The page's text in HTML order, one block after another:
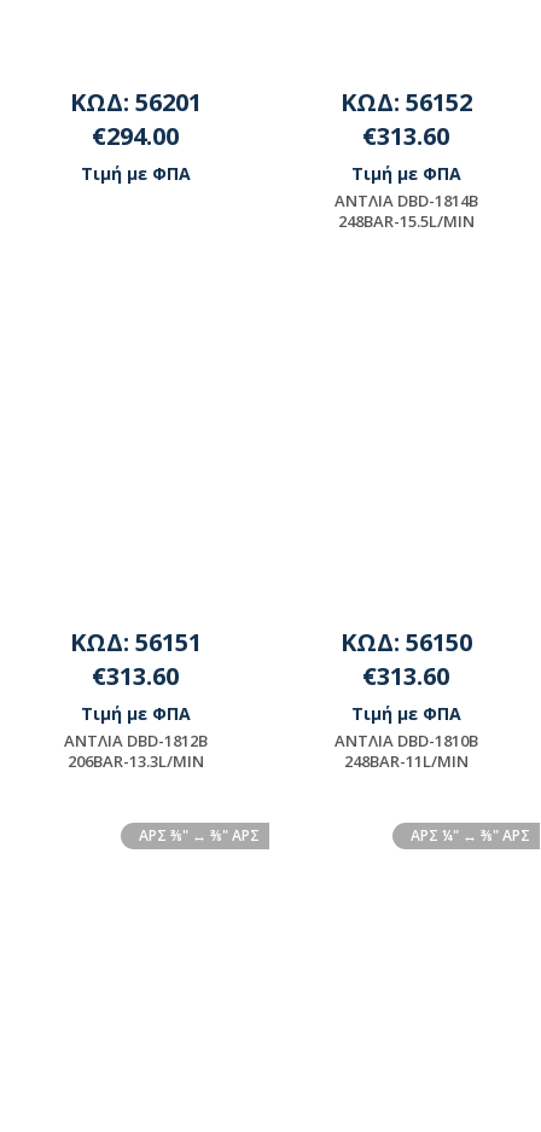
ΚΩΔ: 56201
€294.00
Τιμή με ΦΠΑ
ΚΩΔ: 56152
€313.60
Τιμή με ΦΠΑ
ΑΝΤΛΙΑ DBD-1814B
248BAR-15.5L/MIN
ΚΩΔ: 56151
€313.60
Τιμή με ΦΠΑ
ΑΝΤΛΙΑ DBD-1812B
206BAR-13.3L/MIN
ΚΩΔ: 56150
€313.60
Τιμή με ΦΠΑ
ΑΝΤΛΙΑ DBD-1810B
248BAR-11L/MIN
AΡΣ ⅜" ↔ ⅜" ΑΡΣ ΑΡΣ ¼" ↔ ⅜" ΑΡΣ